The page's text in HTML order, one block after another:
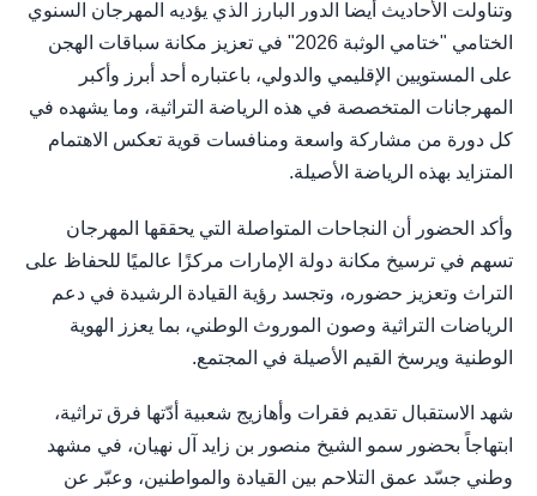
وتناولت الأحاديث أيضا الدور البارز الذي يؤديه المهرجان السنوي
الختامي "ختامي الوثبة 2026" في تعزيز مكانة سباقات الهجن
على المستويين الإقليمي والدولي، باعتباره أحد أبرز وأكبر
المهرجانات المتخصصة في هذه الرياضة التراثية، وما يشهده في
كل دورة من مشاركة واسعة ومنافسات قوية تعكس الاهتمام
المتزايد بهذه الرياضة الأصيلة.
وأكد الحضور أن النجاحات المتواصلة التي يحققها المهرجان
تسهم في ترسيخ مكانة دولة الإمارات مركزًا عالميًا للحفاظ على
التراث وتعزيز حضوره، وتجسد رؤية القيادة الرشيدة في دعم
الرياضات التراثية وصون الموروث الوطني، بما يعزز الهوية
الوطنية ويرسخ القيم الأصيلة في المجتمع.
شهد الاستقبال تقديم فقرات وأهازيج شعبية أدّتها فرق تراثية،
ابتهاجاً بحضور سمو الشيخ منصور بن زايد آل نهيان، في مشهد
وطني جسّد عمق التلاحم بين القيادة والمواطنين، وعبّر عن